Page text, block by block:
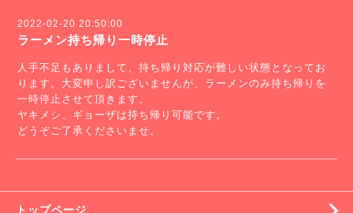
2022-02-20 20:50:00
ラーメン持ち帰り一時停止
人手不足もありまして、持ち帰り対応が難しい状態となってお
ります。大変申し訳ございませんが、ラーメンのみ持ち帰りを
一時停止させて頂きます。
ヤキメシ、ギョーザは持ち帰り可能です。
どうぞご了承くださいませ。
トップページ